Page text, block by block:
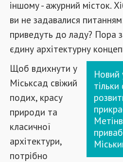
іншому - ажурний місток.
ви не задавалися
приведуть до ладу? Пора
єдину архітектурну
Новий
Щоб вдихнути у
Міськсад свіжий
подих, красу
природи та
класичної
архітектури,
потрібно